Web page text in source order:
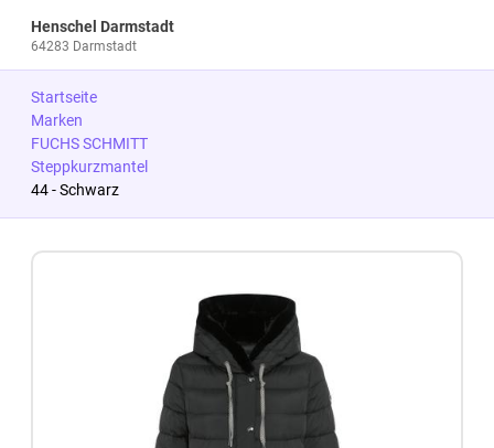
Henschel Darmstadt
64283 Darmstadt
Startseite
Marken
FUCHS SCHMITT
Steppkurzmantel
44 - Schwarz